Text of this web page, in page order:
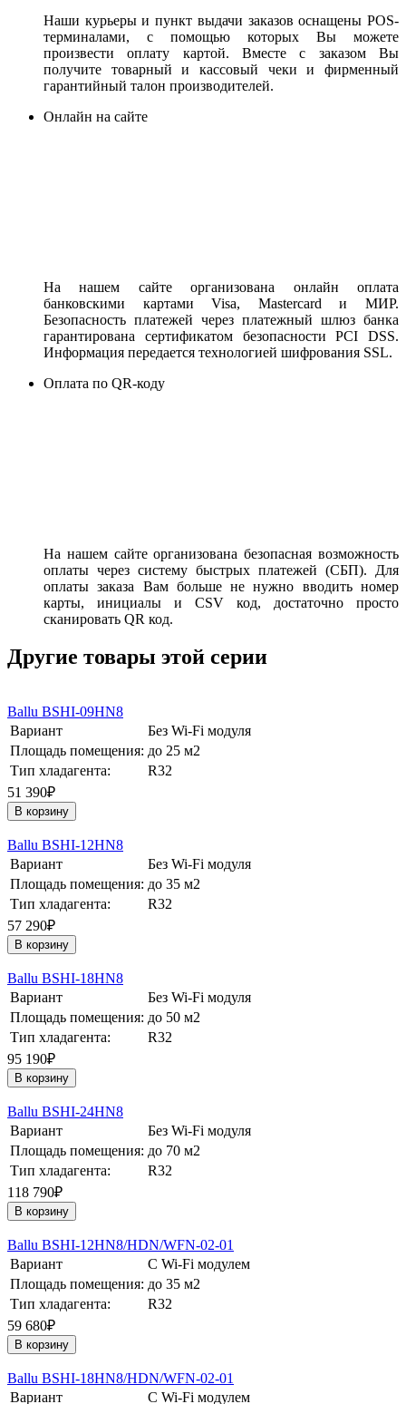
Наши курьеры и пункт выдачи заказов оснащены POS-
терминалами, с помощью которых Вы можете
произвести оплату картой. Вместе с заказом Вы
получите товарный и кассовый чеки и фирменный
гарантийный талон производителей.
Онлайн на сайте
На нашем сайте организована онлайн оплата
банковскими картами Visa, Mastercard и МИР.
Безопасность платежей через платежный шлюз банка
гарантирована сертификатом безопасности PCI DSS.
Информация передается технологией шифрования SSL.
Оплата по QR-коду
На нашем сайте организована безопасная возможность
оплаты через систему быстрых платежей (СБП). Для
оплаты заказа Вам больше не нужно вводить номер
карты, инициалы и CSV код, достаточно просто
сканировать QR код.
Другие товары этой серии
Ballu BSHI-09HN8
Вариант
Без Wi-Fi модуля
Площадь помещения: до 25 м2
Тип хладагента:
R32
51 390₽
В корзину
Ballu BSHI-12HN8
Вариант
Без Wi-Fi модуля
Площадь помещения: до 35 м2
Тип хладагента:
R32
57 290₽
В корзину
Ballu BSHI-18HN8
Вариант
Без Wi-Fi модуля
Площадь помещения: до 50 м2
Тип хладагента:
R32
95 190₽
В корзину
Ballu BSHI-24HN8
Вариант
Без Wi-Fi модуля
Площадь помещения: до 70 м2
Тип хладагента:
R32
118 790₽
В корзину
Ballu BSHI-12HN8/HDN/WFN-02-01
Вариант
С Wi-Fi модулем
Площадь помещения: до 35 м2
Тип хладагента:
R32
59 680₽
В корзину
Ballu BSHI-18HN8/HDN/WFN-02-01
Вариант
С Wi-Fi модулем